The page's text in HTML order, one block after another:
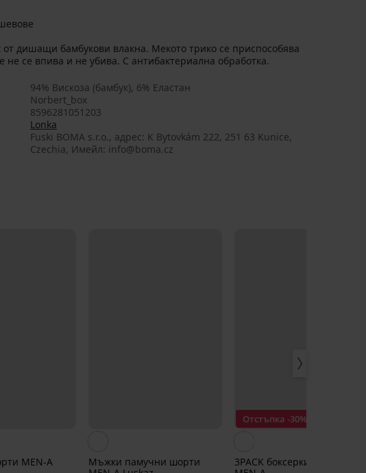
дишащи бамбукови влакна. Мекото трико се приспособява
не се впива и не убива. С антибактериална обработка.
94% Вискоза (бамбук), 6% Еластан
Norbert_box
8596281051203
Lonka
Fuski BOMA s.r.o., aдрес: K Bytovkám 222, 251 63 Kunice,
Czechia, Имейл: info@boma.cz
MEN-A
Мъжки памучни шорти
Отстъпка -30%
3PACK боксерки от модал